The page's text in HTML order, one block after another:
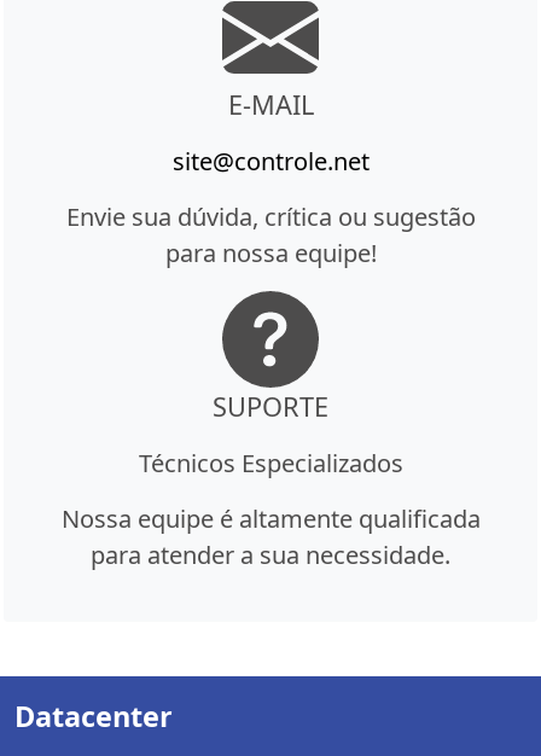
E-MAIL
site@controle.net
Envie sua dúvida, crítica ou sugestão
para nossa equipe!
SUPORTE
Técnicos Especializados
Nossa equipe é altamente qualificada
para atender a sua necessidade.
Datacenter